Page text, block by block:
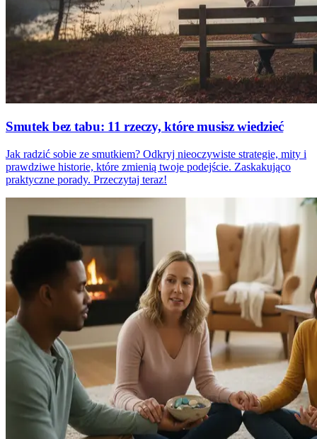
Smutek bez tabu: 11 rzeczy, które musisz wiedzieć
Jak radzić sobie ze smutkiem? Odkryj nieoczywiste strategie, mity i
prawdziwe historie, które zmienią twoje podejście. Zaskakująco
praktyczne porady. Przeczytaj teraz!